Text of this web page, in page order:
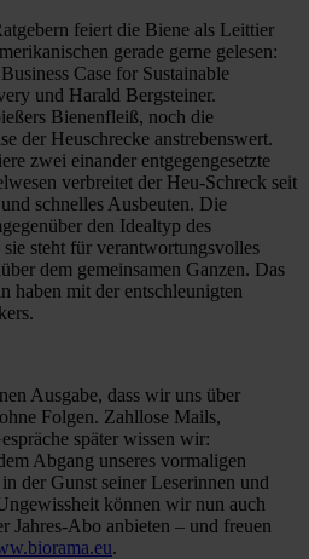
feiert die Biene als Leittier
gerade gerne gelesen:
Case for Sustainable
und Harald Bergsteiner.
Bienenfleiß, noch die
der Heuschrecke anstrebenswert.
zwei einander entgegengesetzte
verbreitet der Heu-Schreck seit
schnelles Ausbeuten. Die
den Idealtyp des
steht für verantwortungsvolles
dem gemeinsamen Ganzen. Das
haben mit der entschleunigten
Ausgabe, dass wir uns über
Folgen. Zahllose Mails,
später wissen wir:
Abgang unseres vormaligen
der Gunst seiner Leserinnen und
können wir nun auch
Jahres-Abo anbieten – und freuen
.